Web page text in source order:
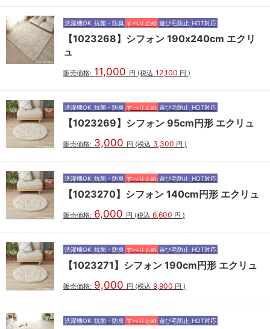
洗濯機OK 抗菌・防臭 すべり止め 遊び毛防止 HOT対応
【1023268】シフォン 190x240cm エクリ
ュ
販売価格: 11,000 円 (税込 12,100 円 )
洗濯機OK 抗菌・防臭 すべり止め 遊び毛防止 HOT対応
【1023269】シフォン 95cm円形 エクリュ
販売価格: 3,000 円 (税込 3,300 円 )
洗濯機OK 抗菌・防臭 すべり止め 遊び毛防止 HOT対応
【1023270】シフォン 140cm円形 エクリュ
販売価格: 6,000 円 (税込 6,600 円 )
洗濯機OK 抗菌・防臭 すべり止め 遊び毛防止 HOT対応
【1023271】シフォン 190cm円形 エクリュ
販売価格: 9,000 円 (税込 9,900 円 )
洗濯機OK 抗菌・防臭 すべり止め 遊び毛防止 HOT対応